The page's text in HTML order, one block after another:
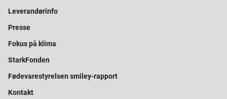
Leverandørinfo
Presse
Fokus på klima
StarkFonden
Fødevarestyrelsen smiley-rapport
Kontakt